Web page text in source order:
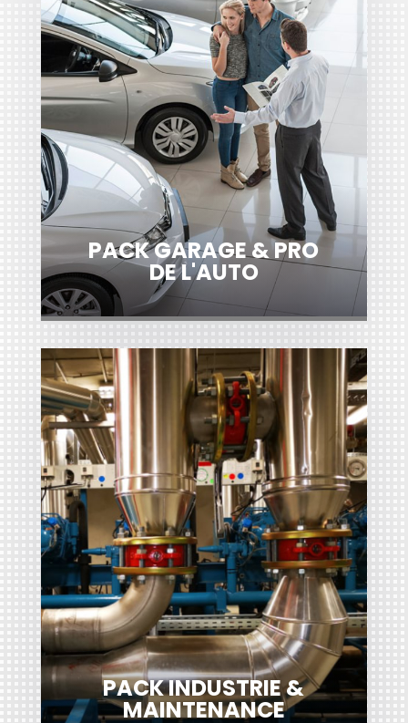
PACK GARAGE & PRO
DE L'AUTO
PACK GARAGE & PRO
DE L'AUTO
Les garages auto doivent garantir les
véhicules qui leurs sont confiés, ainsi
que leurs propres véhicules (usage de
l’entreprise, véhicule des dirigeants,
véhicule de prêt), aussi bien en
RC
Circulation
qu’en
Dommages
...
Découvrir
PACK INDUSTRIE &
MAINTENANCE
PACK INDUSTRIE &
MAINTENANCE
De nombreuses Entreprises de
Mécanique, Chaudronnerie –
Tuyauterie, Maintenance
Industrielle
(y compris Site
Nucléaire, Agroalimentaire, Naval…
)
nous font confiance
Découvrir